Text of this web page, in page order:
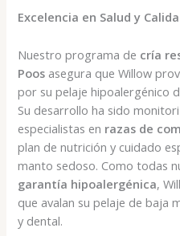
Excelencia en Salud y
Nuestro programa de cría
Poos asegura que Willow
por su pelaje hipoalergénico
Su desarrollo ha sido
especialistas en razas de
plan de nutrición y cuidado
manto sedoso. Como todas
garantía hipoalergénica,
que avalan su pelaje de baja
y dental.